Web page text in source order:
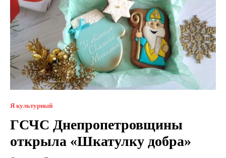
Я культурный
ГСЧС Днепропетровщины
открыла «Шкатулку добра»